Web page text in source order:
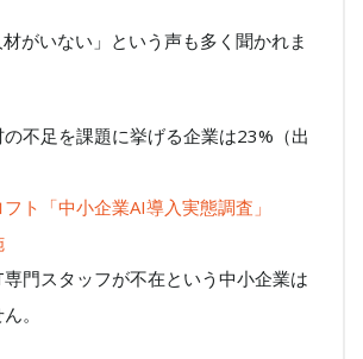
材がいない」という声も多く聞かれま
不足を課題に挙げる企業は23%（出
ト「中小企業AI導入実態調査」
門スタッフが不在という中小企業は
。